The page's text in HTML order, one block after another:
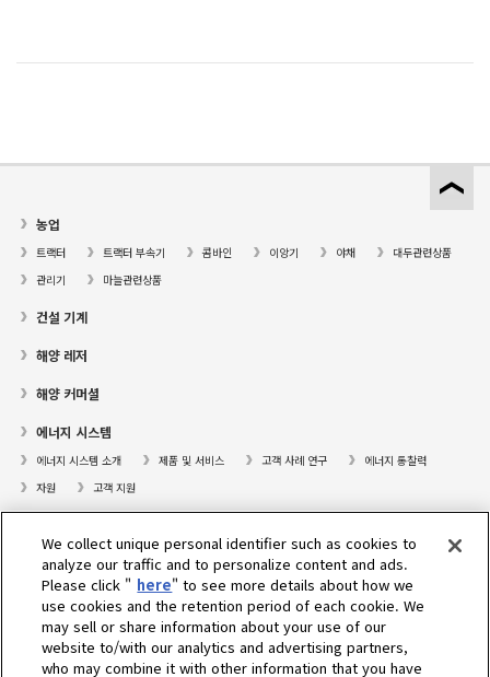
농업
트랙터 트랙터 부속기 콤바인 이앙기 야채
대두관련상품
관리기
마늘관련상품
건설 기계
해양 레저
해양 커머셜
에너지 시스템
에너지 시스템 소개 제품 및 서비스 고객 사례 연구
에너지 통찰력
자원
고객 지원
대리점검색
고객센터
고객지원
We collect unique personal identifier such as cookies to
analyze our traffic and to personalize content and ads.
Please click " here" to see more details about how we
use cookies and the retention period of each cookie. We
may sell or share information about your use of our
website to/with our analytics and advertising partners,
who may combine it with other information that you have